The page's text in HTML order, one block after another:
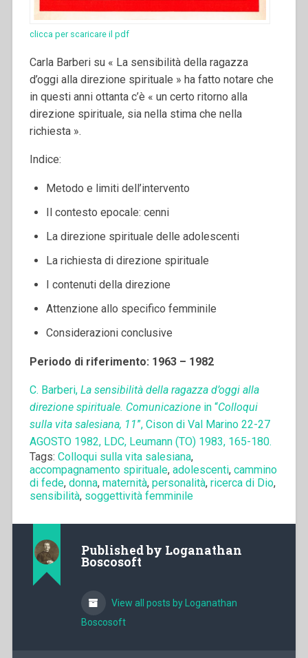
clicca per scaricare il pdf
Carla Barberi su « La sensibilità della ragazza
d’oggi alla direzione spirituale » ha fatto notare che
in questi anni ottanta c’è « un certo ritorno alla
direzione spirituale, sia nella stima che nella
richiesta ».
Indice:
Metodo e limiti dell’intervento
Il contesto epocale: cenni
La direzione spirituale delle adolescenti
La richiesta di direzione spirituale
I contenuti della direzione
Attenzione allo specifico femminile
Considerazioni conclusive
Periodo di riferimento: 1963 – 1982
C. Barberi, La sensibilità della ragazza d’oggi alla
direzione spirituale. Comunicazionein “Colloqui
sulla vita salesiana, 11”, Cison di Val Marino 22-27
AGOSTO 1982, LDC, Leumann (TO) 1983, 165-180.
Tags: Colloqui sulla vita salesiana,
accompagnamento spirituale, adolescenti, cammino
di fede, donna, maternità, personalità, ricerca di Dio,
sensibilità, soggettività femminile
Published by Loganathan
Boscosoft
View all posts by Loganathan
Boscosoft